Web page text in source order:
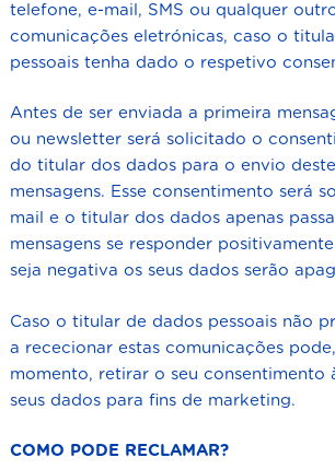
telefone, e-mail, SMS ou qualquer
comunicações eletrónicas, caso o
pessoais tenha dado o respetivo
Antes de ser enviada a primeira
ou newsletter será solicitado o
do titular dos dados para o envio
mensagens. Esse consentimento será
mail e o titular dos dados apenas
mensagens se responder
seja negativa os seus dados serão
Caso o titular de dados pessoais não
a rececionar estas comunicações
momento, retirar o seu consentimento
seus dados para fins de marketing.
COMO PODE RECLAMAR?